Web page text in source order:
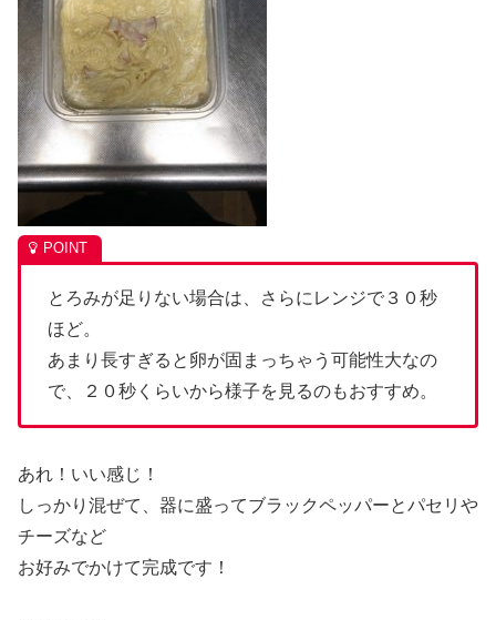
とろみが足りない場合は、さらにレンジで３０秒
ほど。
あまり長すぎると卵が固まっちゃう可能性大なの
で、２０秒くらいから様子を見るのもおすすめ。
あれ！いい感じ！
しっかり混ぜて、器に盛ってブラックペッパーとパセリや
チーズなど
お好みでかけて完成です！